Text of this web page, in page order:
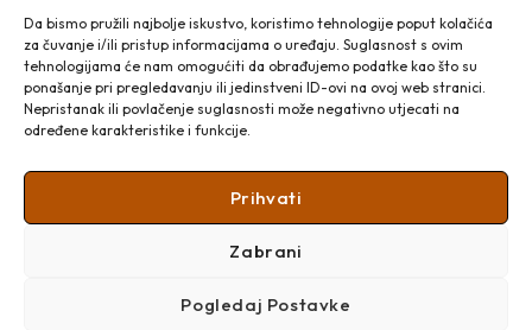
Da bismo pružili najbolje iskustvo, koristimo tehnologije poput kolačića
za čuvanje i/ili pristup informacijama o uređaju. Suglasnost s ovim
tehnologijama će nam omogućiti da obrađujemo podatke kao što su
ponašanje pri pregledavanju ili jedinstveni ID-ovi na ovoj web stranici.
Nepristanak ili povlačenje suglasnosti može negativno utjecati na
određene karakteristike i funkcije.
Prihvati
Zabrani
Pogledaj Postavke
Franjevački put 2a
Obala kralja Tomislava 16
21 300 Makarska
Email: info@makarska-info.hr
Phone: +385 21 612 002/+385 21 650 076